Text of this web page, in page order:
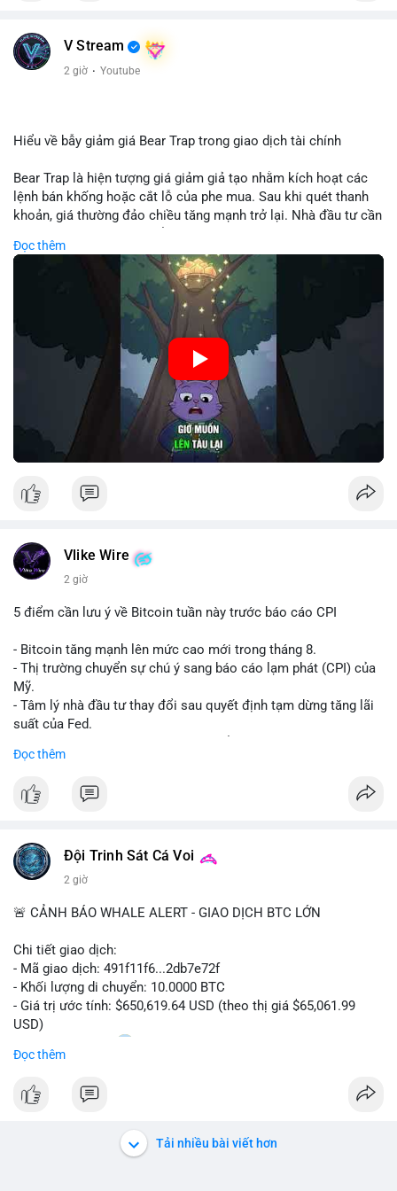
V Stream
2 giờ · Youtube
Hiểu về bẫy giảm giá Bear Trap trong giao dịch tài chính
Bear Trap là hiện tượng giá giảm giả tạo nhằm kích hoạt các
lệnh bán khống hoặc cắt lỗ của phe mua. Sau khi quét thanh
khoản, giá thường đảo chiều tăng mạnh trở lại. Nhà đầu tư cần
hóa điểm vào lệnh.
🎥 Xem video trực tiếp tại:
Nguồn: Cú Thông Thái
Đọc thêm
Vlike Wire
2 giờ
5 điểm cần lưu ý về Bitcoin tuần này trước báo cáo CPI
- Bitcoin tăng mạnh lên mức cao mới trong tháng 8.
- Thị trường chuyển sự chú ý sang báo cáo lạm phát (CPI) của
Mỹ.
- Tâm lý nhà đầu tư thay đổi sau quyết định tạm dừng tăng lãi
suất của Fed.
theo.
#bitcoin #btc #cryptonews
#vlikevn #titanbot
📰 Nguồn: Cointelegraph
Đọc thêm
Đội Trinh Sát Cá Voi
2 giờ
🚨 CẢNH BÁO WHALE ALERT - GIAO DỊCH BTC LỚN
Chi tiết giao dịch:
- Mã giao dịch: 491f11f6...2db7e72f
- Khối lượng di chuyển: 10.0000 BTC
- Giá trị ước tính: $650,619.64 USD (theo thị giá $65,061.99
USD)
- Thời gian: 11:20
Nhận định phân tích hành vi của Cá voi dựa trên giao dịch này:
Giao dịch 10 BTC trị giá hơn 650 nghìn USD được thực hiện
tái cơ cấu danh mục hoặc chuẩn bị thanh khoản cho các lệnh
lớn. Mức khối lượng này không quá lớn để gây áp lực bán trực
Đọc thêm
Tải nhiều bài viết hơn